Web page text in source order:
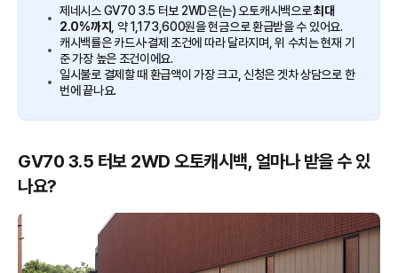
제네시스 GV70 3.5 터보 2WD은(는) 오토캐시백으로최대
2.0%까지 , 약 1,173,600원을 현금으로 환급받을 수 있어요.
캐시백률은 카드사·결제 조건에 따라 달라지며, 위 수치는 현재 기
준 가장 높은 조건이에요.
일시불로 결제할 때 환급액이 가장 크고, 신청은 겟차 상담으로 한
번에 끝나요.
GV70 3.5 터보 2WD 오토캐시백, 얼마나 받을 수 있
나요?